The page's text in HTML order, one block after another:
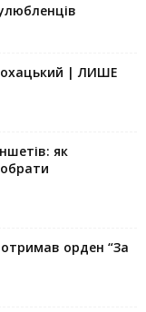
| ЛИШЕ
як
обрати
орден “За